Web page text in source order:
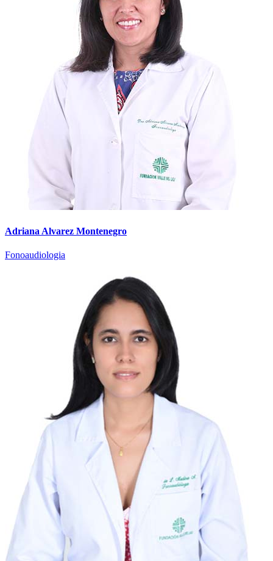
Adriana Alvarez Montenegro
Fonoaudiologia